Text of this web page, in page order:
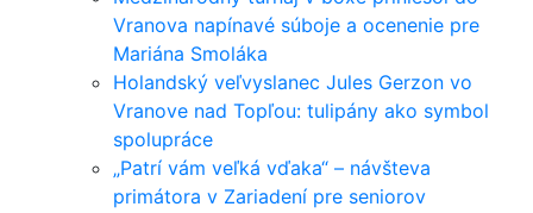
Vranova napínavé súboje a ocenenie pre
Mariána Smoláka
Holandský veľvyslanec Jules Gerzon vo
Vranove nad Topľou: tulipány ako symbol
spolupráce
„Patrí vám veľká vďaka“ – návšteva
primátora v Zariadení pre seniorov